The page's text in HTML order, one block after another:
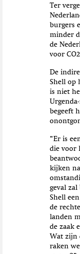
Ter
burgers
minder
de
voor
De
Shell op
is niet
begeeft
“Er is
die voor
kijken
geval
Shell
de
landen
de zaak
Wat zijn
raken